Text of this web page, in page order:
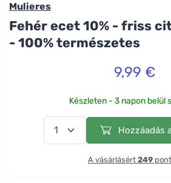
Mulieres
Fehér ecet 10% - friss
- 100% természetes
9,99 €
Készleten - 3 napon belül
Hozzáadás
A vásárlásért 249